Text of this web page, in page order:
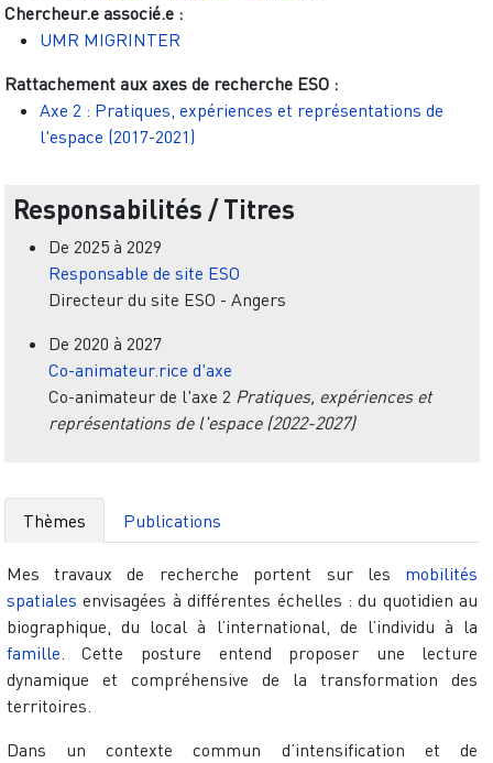
Chercheur.e associé.e :
UMR MIGRINTER
Rattachement aux axes de recherche ESO :
Axe 2 : Pratiques, expériences et représentations de
l'espace (2017-2021)
Responsabilités / Titres
De 2025 à 2029
Responsable de site ESO
Directeur du site ESO - Angers
De 2020 à 2027
Co-animateur.rice d'axe
Co-animateur de l'axe 2 Pratiques, expériences et
représentations de l'espace (2022-2027)
Thèmes Publications
Mes travaux de recherche portent sur les mobilités
spatiales envisagées à différentes échelles : du quotidien au
biographique, du local à l’international, de l’individu à la
famille . Cette posture entend proposer une lecture
dynamique et compréhensive de la transformation des
territoires.
Dans un contexte commun d’intensification et de